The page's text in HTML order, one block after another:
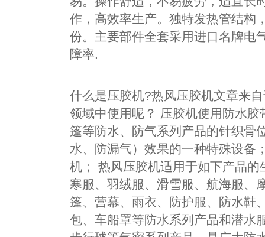
作，高效率生产。独特发热管结构
份。主要部件全套采用进口名牌电
障率.
什么是压胶机?热风压胶机文章来
领域中使用呢？ 压胶机使用防水
篷等防水、防气系列产品的针织骨
水、防漏气）效果的一种特殊设备
机； 热风压胶机适用于如下产品
寒服、羽绒服、滑雪服、航海服、
篷、营幕、雨衣、防护服、防水鞋
包、车船罩等防水系列产品和潜水